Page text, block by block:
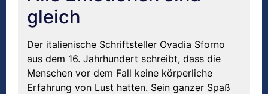
gleich
Der italienische Schriftsteller Ovadia Sforno
aus dem 16. Jahrhundert schreibt, dass die
Menschen vor dem Fall keine körperliche
Erfahrung von Lust hatten. Sein ganzer Spaß